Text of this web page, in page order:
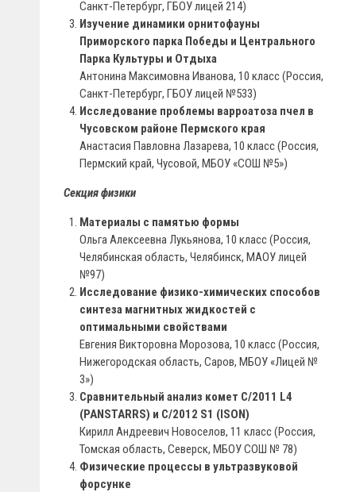
Санкт-Петербург, ГБОУ лицей 214)
Изучение динамики орнитофауны
Приморского парка Победы и Центрального
Парка Культуры и Отдыха
Антонина Максимовна Иванова, 10 класс (Россия,
Санкт-Петербург, ГБОУ лицей №533)
Исследование проблемы варроатоза пчел в
Чусовском районе Пермского края
Анастасия Павловна Лазарева, 10 класс (Россия,
Пермский край, Чусовой, МБОУ «СОШ №5»)
Секция физики
Материалы с памятью формы
Ольга Алексеевна Лукьянова, 10 класс (Россия,
Челябинская область, Челябинск, МАОУ лицей
№97)
Исследование физико-химических способов
синтеза магнитных жидкостей с
оптимальными свойствами
Евгения Викторовна Морозова, 10 класс (Россия,
Нижегородская область, Саров, МБОУ «Лицей №
3»)
Сравнительный анализ комет C/2011 L4
(PANSTARRS) и С/2012 S1 (ISON)
Кирилл Андреевич Новоселов, 11 класс (Россия,
Томская область, Северск, МБОУ СОШ № 78)
Физические процессы в ультразвуковой
форсунке